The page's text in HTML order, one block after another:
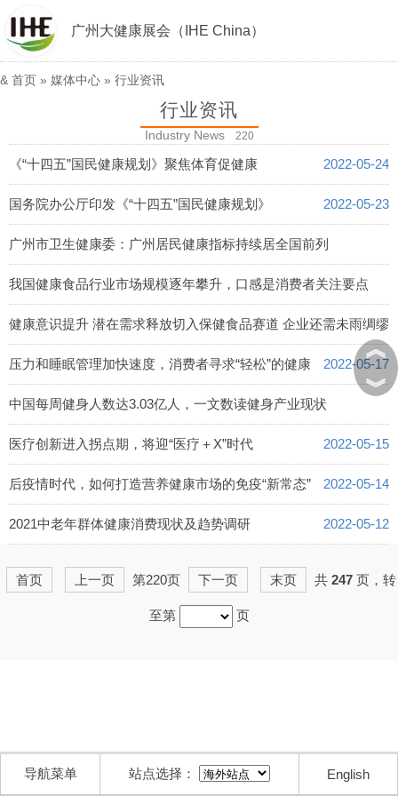
广州大健康展会（IHE China）
& 首页 » 媒体中心 » 行业资讯
行业资讯
Industry News 220
《“十四五”国民健康规划》聚焦体育促健康 2022-05-24
国务院办公厅印发《“十四五”国民健康规划》 2022-05-23
广州市卫生健康委：广州居民健康指标持续居全国前列
2022-05-22
我国健康食品行业市场规模逐年攀升，口感是消费者关注要点
2022-05-18
健康意识提升 潜在需求释放切入保健食品赛道 企业还需未雨绸缪
2022-05-18
压力和睡眠管理加快速度，消费者寻求“轻松”的健康 2022-05-17
中国每周健身人数达3.03亿人，一文数读健身产业现状
2022-05-16
医疗创新进入拐点期，将迎“医疗＋X”时代 2022-05-15
后疫情时代，如何打造营养健康市场的免疫“新常态” 2022-05-14
2021中老年群体健康消费现状及趋势调研 2022-05-12
首页 上一页 第220页 下一页 末页 共 247 页，转
至第 页
︽
︾
导航菜单 站点选择： English